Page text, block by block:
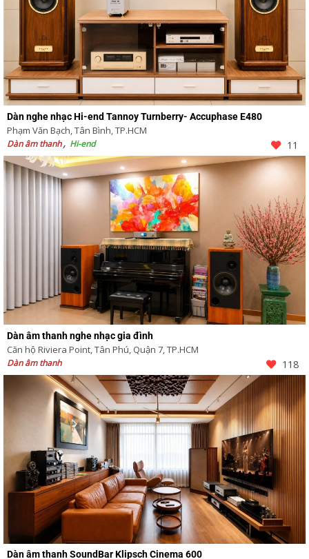
Dàn nghe nhạc Hi-end Tannoy Turnberry- Accuphase E480
Phạm Văn Bạch, Tân Bình, TP.HCM
Dàn âm thanh Hi-end 11
Dàn âm thanh nghe nhạc gia đình
Căn hộ Riviera Point, Tân Phú, Quận 7, TP.HCM
Dàn âm thanh 118
Dàn âm thanh SoundBar Klipsch Cinema 600